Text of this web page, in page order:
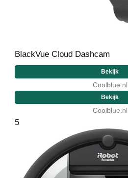
BlackVue Cloud Dashcam
Bekijk
Coolblue.nl
Bekijk
Coolblue.nl
5